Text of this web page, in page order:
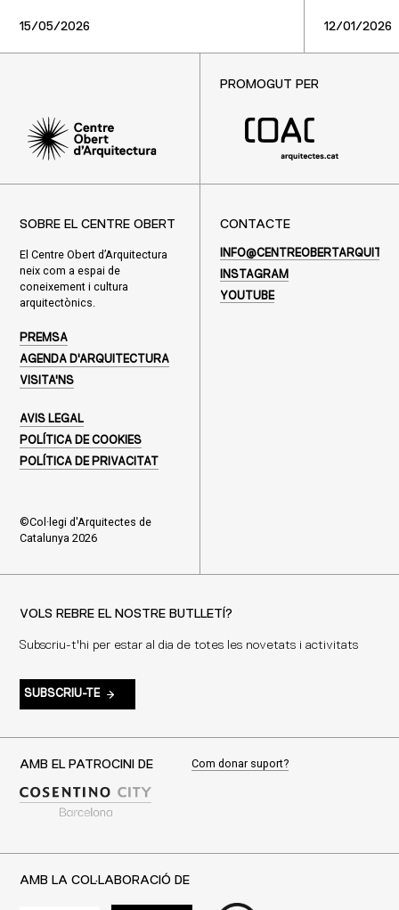
15/05/2026 12/01/2026
PROMOGUT PER
SOBRE EL CENTRE OBERT
El Centre Obert d’Arquitectura
neix com a espai de
coneixement i cultura
arquitectònics.
PREMSA
AGENDA D'ARQUITECTURA
VISITA'NS
AVIS LEGAL
POLÍTICA DE COOKIES
POLÍTICA DE PRIVACITAT
©Col·legi d'Arquitectes de
Catalunya 2026
CONTACTE
INSTAGRAM
YOUTUBE
VOLS REBRE EL NOSTRE BUTLLETÍ?
Subscriu-t'hi per estar al dia de totes les novetats i activitats
SUBSCRIU-TE
AMB EL PATROCINI DE Com donar suport?
AMB LA COL·LABORACIÓ DE